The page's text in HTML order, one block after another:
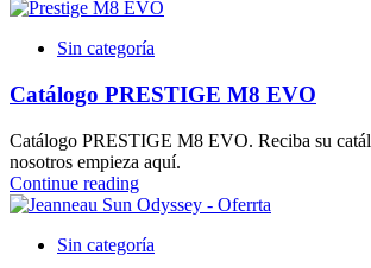
Sin categoría
Catálogo PRESTIGE M8 EVO
Catálogo PRESTIGE M8 EVO. Reciba su
nosotros empieza aquí.
Continue reading
Sin categoría